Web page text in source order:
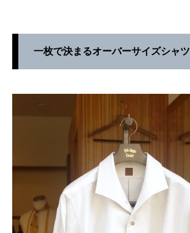
一枚で決まるオーバーサイズシャツ